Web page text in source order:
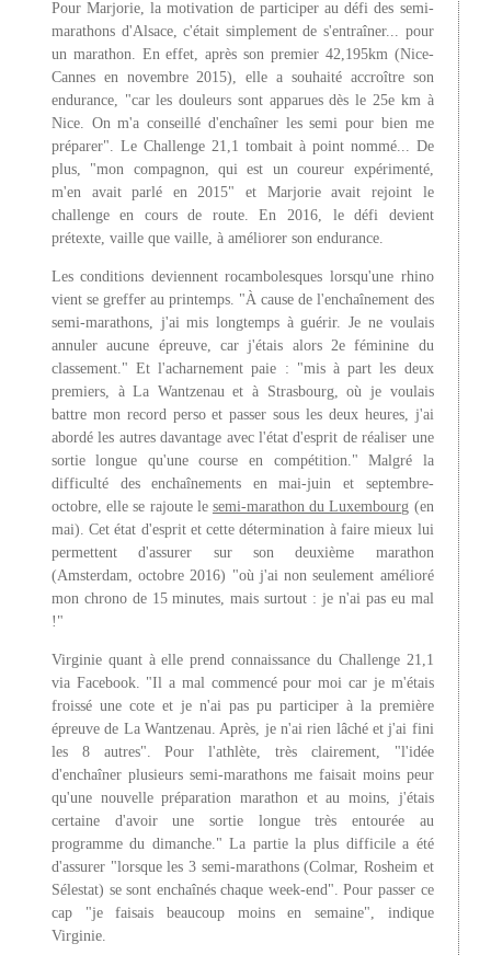
Pour Marjorie, la motivation de participer au défi des semi-
marathons d'Alsace, c'était simplement de s'entraîner... pour
un marathon. En effet, après son premier 42,195km (Nice-
Cannes en novembre 2015), elle a souhaité accroître son
endurance, "car les douleurs sont apparues dès le 25e km à
Nice. On m'a conseillé d'enchaîner les semi pour bien me
préparer". Le Challenge 21,1 tombait à point nommé... De
plus, "mon compagnon, qui est un coureur expérimenté,
m'en avait parlé en 2015" et Marjorie avait rejoint le
challenge en cours de route. En 2016, le défi devient
prétexte, vaille que vaille, à améliorer son endurance.
Les conditions deviennent rocambolesques lorsqu'une rhino
vient se greffer au printemps. "À cause de l'enchaînement des
semi-marathons, j'ai mis longtemps à guérir. Je ne voulais
annuler aucune épreuve, car j'étais alors 2e féminine du
classement." Et l'acharnement paie : "mis à part les deux
premiers, à La Wantzenau et à Strasbourg, où je voulais
battre mon record perso et passer sous les deux heures, j'ai
abordé les autres davantage avec l'état d'esprit de réaliser une
sortie longue qu'une course en compétition." Malgré la
difficulté des enchaînements en mai-juin et septembre-
octobre, elle se rajoute le semi-marathon du Luxembourg (en
mai). Cet état d'esprit et cette détermination à faire mieux lui
permettent d'assurer sur son deuxième marathon
(Amsterdam, octobre 2016) "où j'ai non seulement amélioré
mon chrono de 15 minutes, mais surtout : je n'ai pas eu mal
!"
Virginie quant à elle prend connaissance du Challenge 21,1
via Facebook. "Il a mal commencé pour moi car je m'étais
froissé une cote et je n'ai pas pu participer à la première
épreuve de La Wantzenau. Après, je n'ai rien lâché et j'ai fini
les 8 autres". Pour l'athlète, très clairement, "l'idée
d'enchaîner plusieurs semi-marathons me faisait moins peur
qu'une nouvelle préparation marathon et au moins, j'étais
certaine d'avoir une sortie longue très entourée au
programme du dimanche." La partie la plus difficile a été
d'assurer "lorsque les 3 semi-marathons (Colmar, Rosheim et
Sélestat) se sont enchaînés chaque week-end". Pour passer ce
cap "je faisais beaucoup moins en semaine", indique
Virginie.